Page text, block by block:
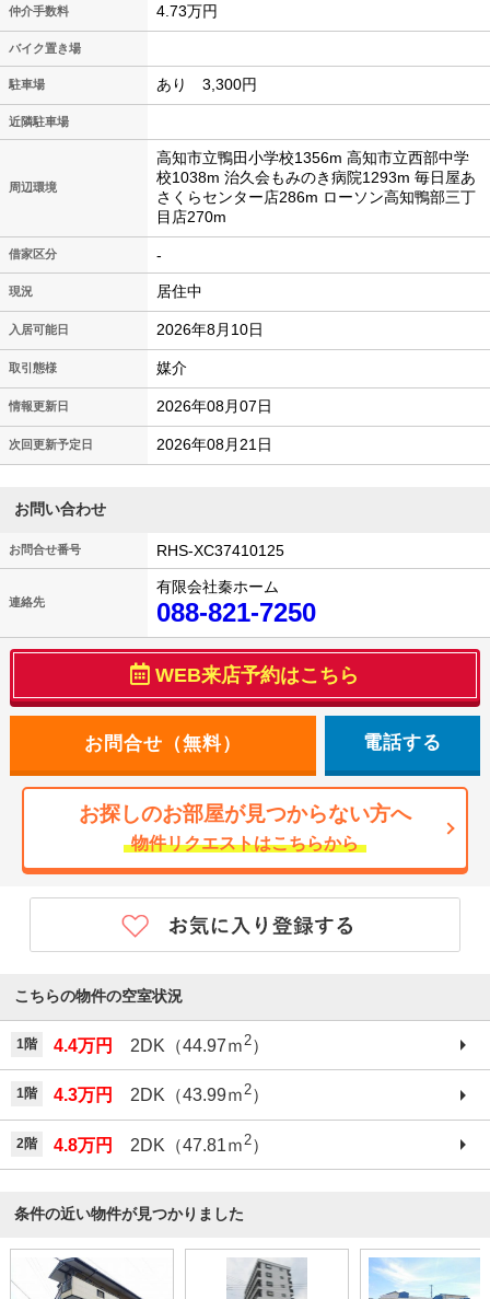
仲介手数料 4.73万円
バイク置き場
駐車場 あり 3,300円
近隣駐車場
周辺環境
高知市立鴨田小学校1356m 高知市立西部中学
校1038m 治久会もみのき病院1293m 毎日屋あ
さくらセンター店286m ローソン高知鴨部三丁
目店270m
借家区分 -
現況 居住中
入居可能日 2026年8月10日
取引態様 媒介
情報更新日 2026年08月07日
次回更新予定日 2026年08月21日
お問い合わせ
お問合せ番号 RHS-XC37410125
連絡先
有限会社秦ホーム
088-821-7250
WEB来店予約はこちら
電話する
お探しのお部屋が見つからない方へ
物件リクエストはこちらから
こちらの物件の空室状況
1階 4.4万円 2DK（44.97ｍ2）
1階 4.3万円 2DK（43.99ｍ2）
2階 4.8万円 2DK（47.81ｍ 2）
条件の近い物件が見つかりました